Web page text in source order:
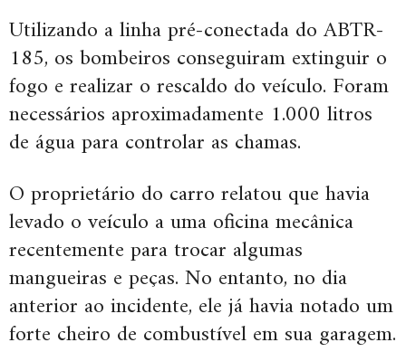
Utilizando a linha pré-conectada do ABTR-
185, os bombeiros conseguiram extinguir o
fogo e realizar o rescaldo do veículo. Foram
necessários aproximadamente 1.000 litros
de água para controlar as chamas.
O proprietário do carro relatou que havia
levado o veículo a uma oficina mecânica
recentemente para trocar algumas
mangueiras e peças. No entanto, no dia
anterior ao incidente, ele já havia notado um
forte cheiro de combustível em sua garagem.